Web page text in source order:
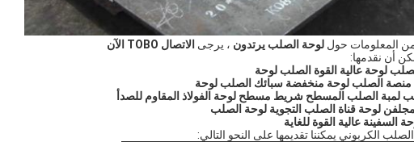
المعلومات حول لوحة الصلب يرتدون ، يرجى الاتصال TOBO الآن
أن نقدمها:
لوحة عالية القوة الصلب لوحة
منصة الصلب لوحة منخفضة سبائك الصلب لوحة
لمبة الصلب المسطح شريط مسطح لوحة الفولاذ المقاوم للصدأ
لوحة قناة الصلب التجوية لوحة الصلب
السفينة عالية القوة للغاية
الكربوني يمكننا تقديمها على النحو التالي: